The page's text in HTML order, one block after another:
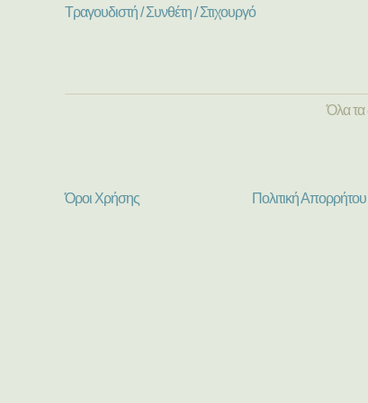
Τραγουδιστή / Συνθέτη / Στιχουργό
Όλα τα
Όροι Χρήσης Πολιτική Απορρήτου